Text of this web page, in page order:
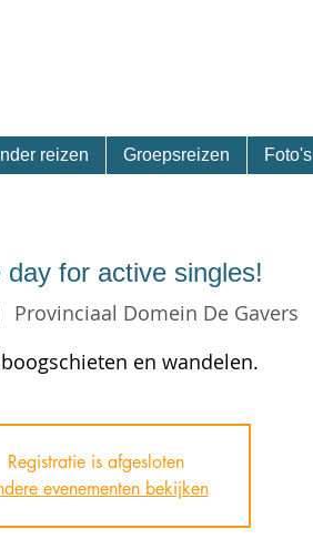
reizen Groepsreizen Foto's
day for active singles!
Provinciaal Domein De Gavers
en wandelen.
Registratie is afgesloten
evenementen bekijken